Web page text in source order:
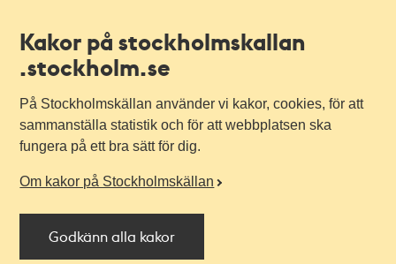
Kakor på stockholmskallan
.stockholm.se
På Stockholmskällan använder vi kakor, cookies, för att
sammanställa statistik och för att webbplatsen ska
fungera på ett bra sätt för dig.
Om kakor på Stockholmskällan
Godkänn alla kakor